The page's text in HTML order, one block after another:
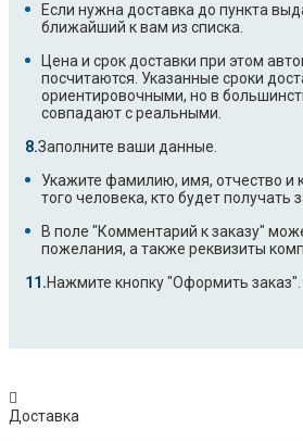
Если нужна доставка до пункта
ближайший к вам из списка.
Цена и срок доставки при этом
посчитаются. Указанные сроки
ориентировочными, но в
совпадают с реальными.
Заполните ваши данные.
Укажите фамилию, имя, отчество и
того человека, кто будет получать
В поле "Комментарий к заказу"
пожелания, а также реквизиты
Нажмите кнопку "Оформить заказ".
Доставка